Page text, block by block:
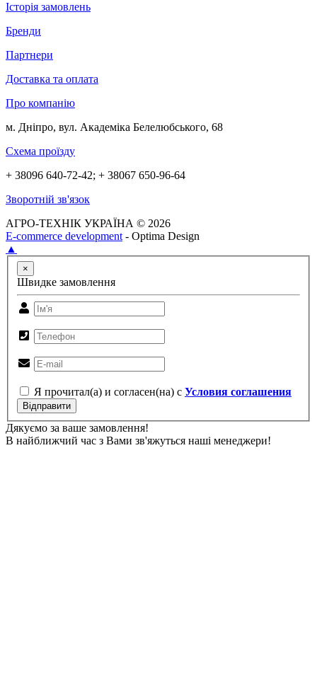
Історія замовлень
Бренди
Партнери
Доставка та оплата
Про компанію
м. Дніпро, вул. Академіка Белелюбського, 68
Схема проїзду
+ 38096 640-72-42; + 38067 650-96-64
Зворотній зв'язок
АГРО-ТЕХНІК УКРАЇНА © 2026
E-commerce development - Optima Design
▲
×
Швидке замовлення
Я прочитал(а) и согласен(на) с Условия соглашения
Відправити
Дякуємо за ваше замовлення!
В найближчий час з Вами зв'яжуться наші менеджери!